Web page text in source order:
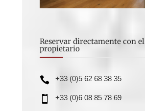
Reservar directamente con el
propietario
 +33 (0)5 62 68 38 35
 +33 (0)6 08 85 78 69